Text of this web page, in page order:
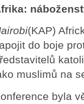
(KAP)
do boje
muslimů na
byla